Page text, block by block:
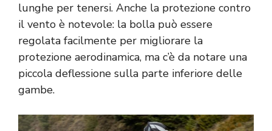
lunghe per tenersi. Anche la protezione contro
il vento è notevole: la bolla può essere
regolata facilmente per migliorare la
protezione aerodinamica, ma c’è da notare una
piccola deflessione sulla parte inferiore delle
gambe.